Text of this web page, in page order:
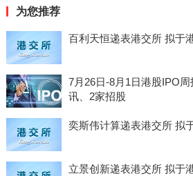
为您推荐
百利天恒递表港交所 拟于
7月26日-8月1日港股IPO
讯、2家招股
奕斯伟计算递表港交所 拟
立景创新递表港交所 拟于